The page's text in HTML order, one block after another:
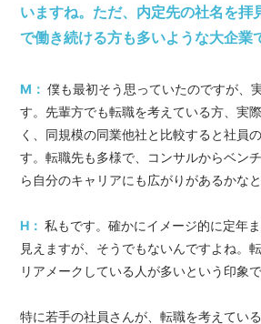
いますね。ただ、内定先の社名を拝
で働き続ける方も多いような大企業
M：僕も最初そう思っていたのですが、
す。先輩方でも転職を考えている方、実
く、同規模の同業他社と比較すると社員
す。転職先も多様で、コンサルからベン
ら自分のキャリアにも広がりがあるかなと
H：私もです。確かにイメージ的に定年
見えますが、そうでもないんですよね。
リアメークしている人が多いという印象で
特に若手の社員さんが、転職を考えてい